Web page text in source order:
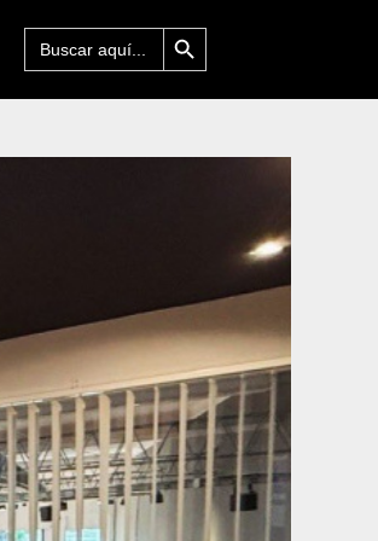
Buscar: Botón de búsqueda